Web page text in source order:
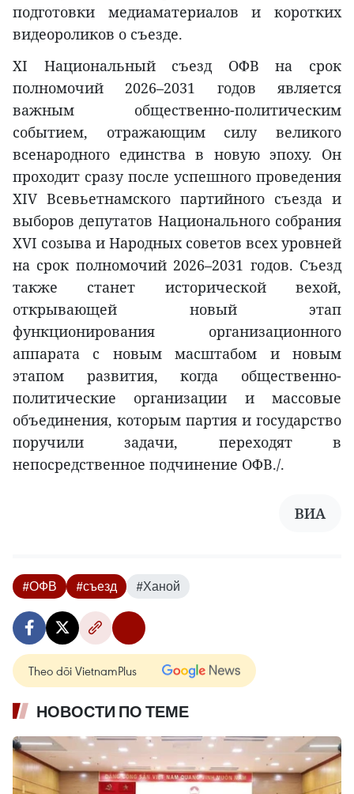
подготовки медиаматериалов и коротких
видеороликов о съезде.
XI Национальный съезд ОФВ на срок
полномочий 2026–2031 годов является
важным общественно-политическим
событием, отражающим силу великого
всенародного единства в новую эпоху. Он
проходит сразу после успешного проведения
XIV Всевьетнамского партийного съезда и
выборов депутатов Национального собрания
XVI созыва и Народных советов всех уровней
на срок полномочий 2026–2031 годов. Съезд
также станет исторической вехой,
открывающей новый этап
функционирования организационного
аппарата с новым масштабом и новым
этапом развития, когда общественно-
политические организации и массовые
объединения, которым партия и государство
поручили задачи, переходят в
непосредственное подчинение ОФВ./.
ВИА
#ОФВ #съезд #Ханой
Theo dõi VietnamPlus
НОВОСТИ ПО ТЕМЕ